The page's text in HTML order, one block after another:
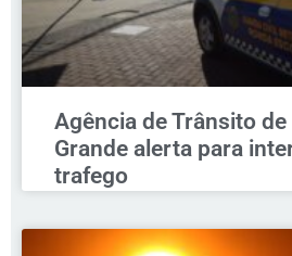
Agência de Trânsito de
Grande alerta para
trafego